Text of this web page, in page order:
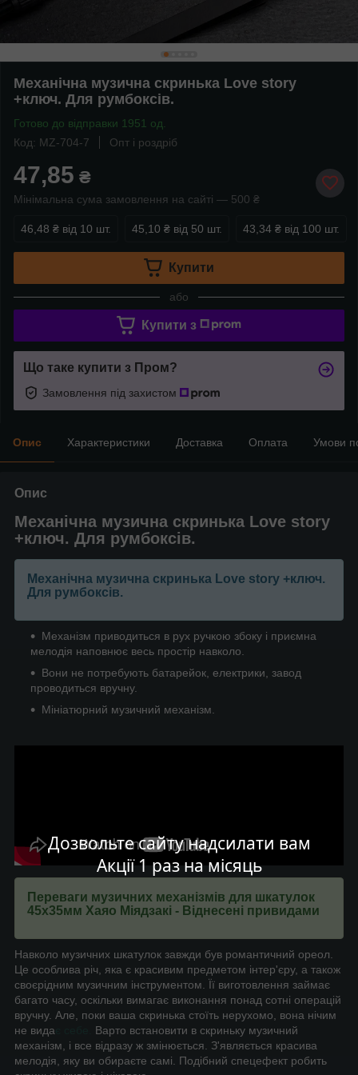
Дозвольте сайту надсилати вам
Акції 1 раз на місяць
Механічна музична скринька Love story
+ключ. Для румбоксів.
Готово до відправки 1951 од.
Код: MZ-704-7
Опт і роздріб
47,85 ₴
Мінімальна сума замовлення на сайті — 500 ₴
46,48 ₴ від 10 шт. 45,10 ₴ від 50 шт. 43,34 ₴ від 100 шт.
Купити
або
Купити з
Що таке купити з Пром?
Замовлення під захистом
Опис Характеристики Доставка Оплата Умови
Опис
Механічна музична скринька Love story
+ключ. Для румбоксів.
Механічна музична скринька Love story +ключ.
Для румбоксів.
Механізм приводиться в рух ручкою збоку і приємна
мелодія наповнює весь простір навколо.
Вони не потребують батарейок, електрики, завод
проводиться вручну.
Мініатюрний музичний механізм.
Переваги музичних механізмів для шкатулок
45х35мм Хаяо Міядзакі - Віднесені привидами
Навколо музичних шкатулок завжди був романтичний ореол.
Це особлива річ, яка є красивим предметом інтер'єру, а також
своєрідним музичним інструментом. Її виготовлення займає
багато часу, оскільки вимагає виконання понад сотні операцій
вручну. Але, поки ваша скринька стоїть нерухомо, вона нічим
не вида
Варто встановити в скриньку музичний
механізм, і все відразу ж змінюється. З'являється красива
мелодія, яку ви обираєте самі. Подібний спецефект робить